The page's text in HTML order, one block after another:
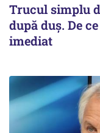
Trucul simplu
după duș. De
imediat